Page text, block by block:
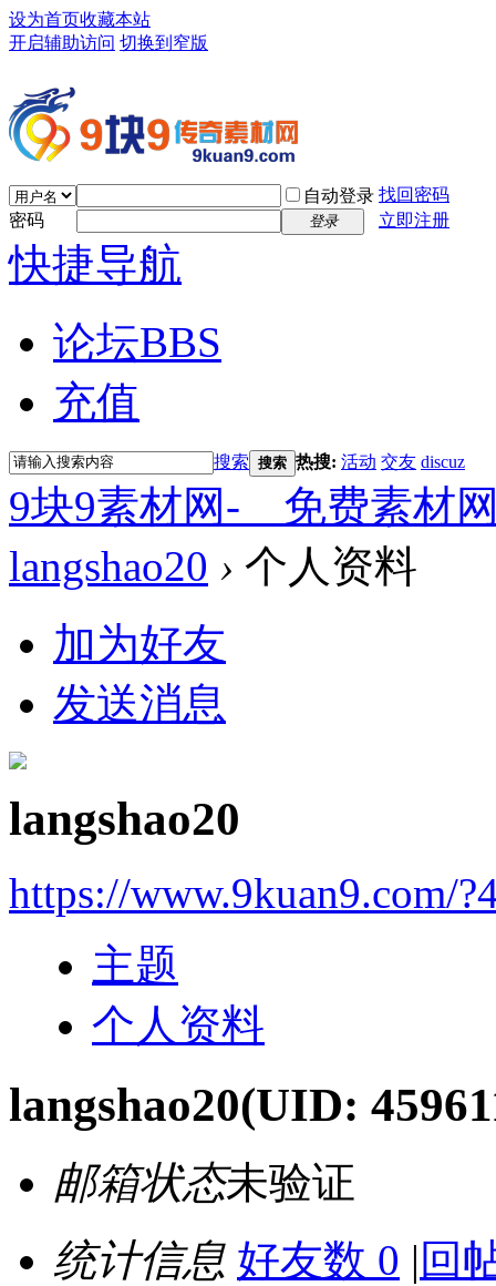
设为首页收藏本站
开启辅助访问 切换到窄版
自动登录 找回密码
密码
登录 立即注册
快捷导航
论坛BBS
充值
搜索 搜索 热搜: 活动 交友 discuz
9块9素材网-＿免费素材
langshao20 › 个人资料
加为好友
发送消息
langshao20
https://www.9kuan9.com/
主题
个人资料
langshao20(UID:
邮箱状态未验证
统计信息 好友数 0 | 回